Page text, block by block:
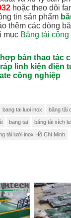
hoặc theo dõi
tin sản phẩm
thêm các dòng
mụcBăng tải công
bàn thao tác
linh kiện điện
công nghiệp
bang tai luoi inox băng tải
bang tai băng tải xích
tải lưới inox Hồ Chí Minh